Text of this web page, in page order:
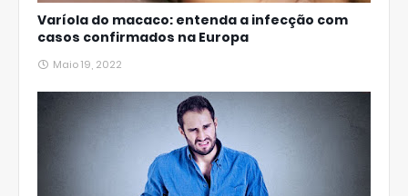
Varíola do macaco: entenda a infecção com
casos confirmados na Europa
Maio 19, 2022